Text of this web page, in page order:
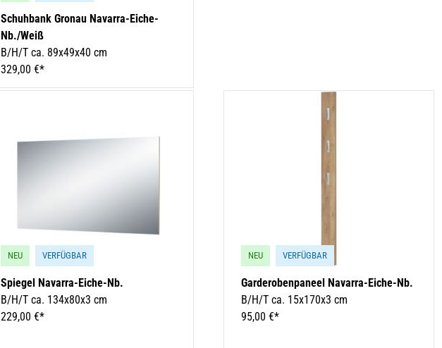
Schuhbank Gronau Navarra-Eiche-
Nb./Weiß
B/H/T ca. 89x49x40 cm
329,00 €*
NEU VERFÜGBAR
Spiegel Navarra-Eiche-Nb.
B/H/T ca. 134x80x3 cm
229,00 €*
NEU VERFÜGBAR
Garderobenpaneel Navarra-Eiche-Nb.
B/H/T ca. 15x170x3 cm
95,00 €*